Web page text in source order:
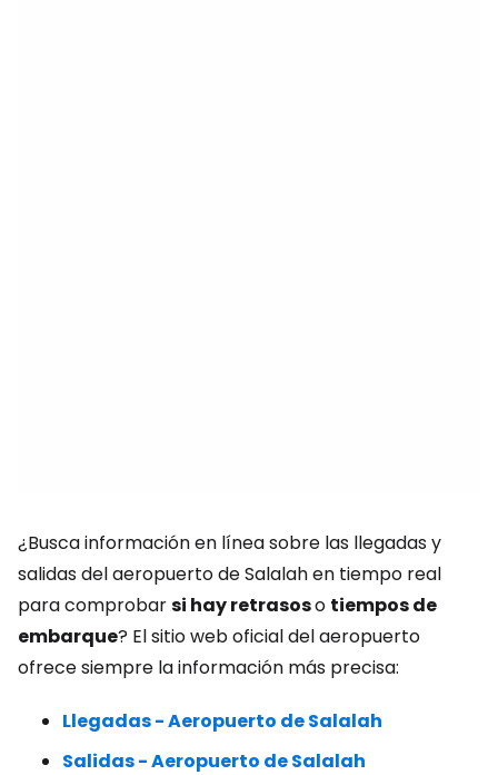
¿Busca información en línea sobre las llegadas y
salidas del aeropuerto de Salalah en tiempo real
para comprobarsi hay retrasoso tiempos de
embarque? El sitio web oficial del aeropuerto
ofrece siempre la información más precisa:
Llegadas - Aeropuerto de Salalah
Salidas - Aeropuerto de Salalah